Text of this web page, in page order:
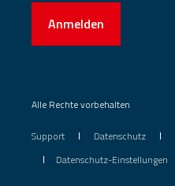
Anmelden
Alle Rechte vorbehalten
Support Datenschutz
Datenschutz-Einstellungen